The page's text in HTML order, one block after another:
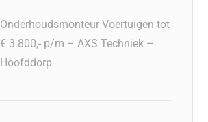
Onderhoudsmonteur Voertuigen tot
€ 3.800,- p/m – AXS Techniek –
Hoofddorp